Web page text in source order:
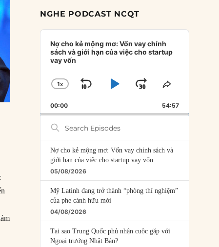
NGHE PODCAST NCQT
Audio
Player
Nợ cho kẻ mộng mơ: Vốn vay chính
sách và giới hạn của việc cho startup
vay vốn
CHANGE
RATE
1X
SKIP
BACKWARD
PLAYJUMP
FORWARD
SHARE
EPISODE
00:00 54:57
Search
Episodes
Nợ cho kẻ mộng mơ: Vốn vay chính sách và
giới hạn của việc cho startup vay vốn
05/08/2026
Mỹ Latinh đang trở thành “phòng thí nghiệm”
của phe cánh hữu mới
04/08/2026
Tại sao Trung Quốc phủ nhận cuộc gặp với
Ngoại trưởng Nhật Bản?